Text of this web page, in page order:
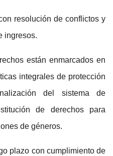
resolución de conflictos y
ingresos.
están enmarcados en
integrales de protección
del sistema de
de derechos para
de géneros.
plazo con cumplimiento de